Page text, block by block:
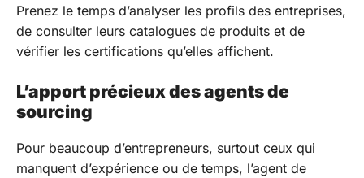
Prenez le temps d’analyser les profils des entreprises,
de consulter leurs catalogues de produits et de
vérifier les certifications qu’elles affichent.
L’apport précieux des agents de
sourcing
Pour beaucoup d’entrepreneurs, surtout ceux qui
manquent d’expérience ou de temps, l’agent de